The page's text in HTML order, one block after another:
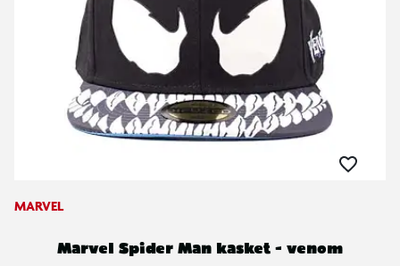
MARVEL
Marvel Spider Man kasket - venom